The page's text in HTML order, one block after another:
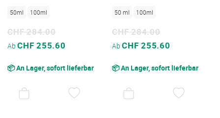
50ml 100ml
Sonderpreis
Ab CHF 255.60
CHF 284.00
📦 An Lager, sofort lieferbar
50 ml 100ml
Sonderpreis
AbCHF 255.60
CHF 284.00
📦 An Lager, sofort lieferbar